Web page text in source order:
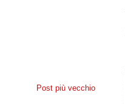
Post più vecchio